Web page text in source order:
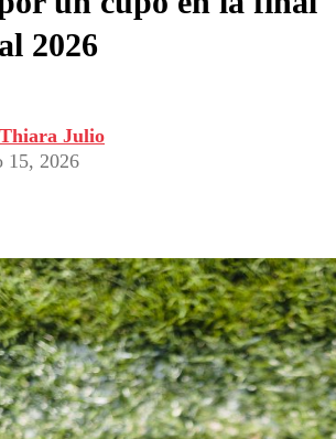
2026
Thiara Julio
15, 2026